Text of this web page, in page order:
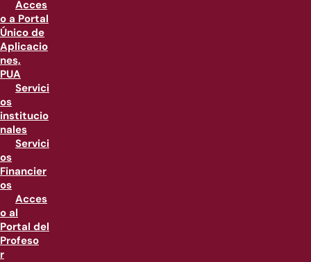
Acces
o a Portal
Único de
Aplicacio
nes,
PUA
Servici
os
institucio
nales
Servici
os
Financier
os
Acces
o al
Portal del
Profeso
r